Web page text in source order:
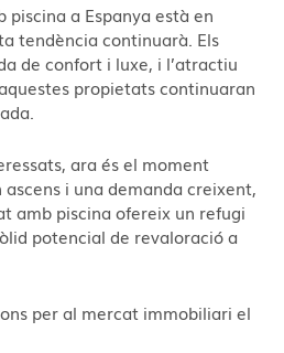
piscina a Espanya està en
tendència continuarà. Els
de confort i luxe, i l’atractiu
propietats continuaran
ara és el moment
ascens i una demanda creixent,
amb piscina ofereix un refugi
potencial de revaloració a
per al mercat immobiliari el